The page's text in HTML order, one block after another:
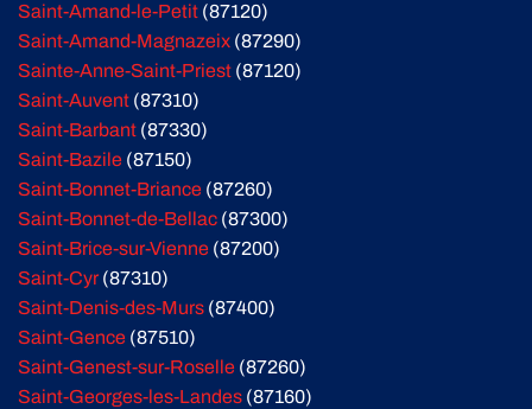
Saint-Amand-le-Petit (87120)
Saint-Amand-Magnazeix (87290)
Sainte-Anne-Saint-Priest (87120)
Saint-Auvent (87310)
Saint-Barbant (87330)
Saint-Bazile (87150)
Saint-Bonnet-Briance (87260)
Saint-Bonnet-de-Bellac (87300)
Saint-Brice-sur-Vienne (87200)
Saint-Cyr(87310)
Saint-Denis-des-Murs (87400)
Saint-Gence (87510)
Saint-Genest-sur-Roselle (87260)
Saint-Georges-les-Landes (87160)